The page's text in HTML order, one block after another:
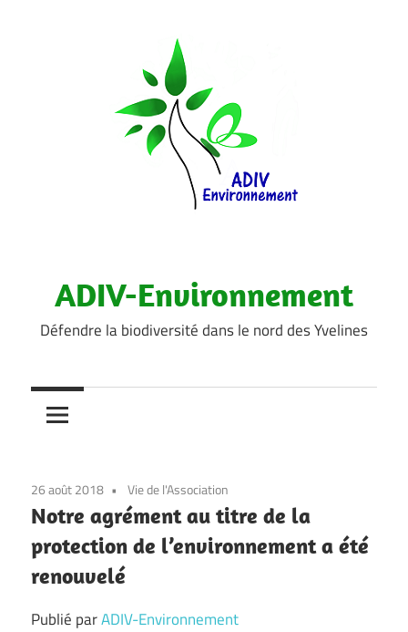
ADIV-Environnement
Défendre la biodiversité dans le nord des Yvelines
26 août 2018 Vie de l'Association
Notre agrément au titre de la
protection de l’environnement a été
renouvelé
Publié parADIV-Environnement